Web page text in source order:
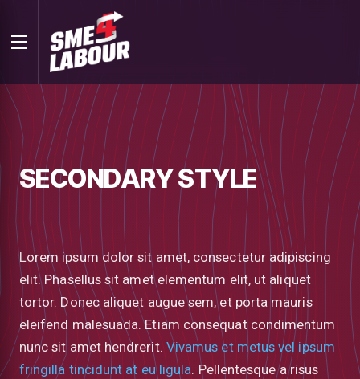
SECONDARY STYLE
Lorem ipsum dolor sit amet, consectetur adipiscing
elit. Phasellus sit amet elementum elit, ut aliquet
tortor. Donec aliquet augue sem, et porta mauris
eleifend malesuada. Etiam consequat condimentum
nunc sit amet hendrerit. Vivamus et metus vel ipsum
fringilla tincidunt at eu ligula. Pellentesque a risus